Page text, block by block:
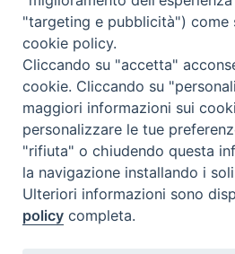
"targeting e pubblicità") come
cookie policy.
Cliccando su "accetta"
cookie. Cliccando su
maggiori informazioni sui
personalizzare le tue
"rifiuta" o chiudendo questa
la navigazione installando i
Ulteriori informazioni sono
policy completa.